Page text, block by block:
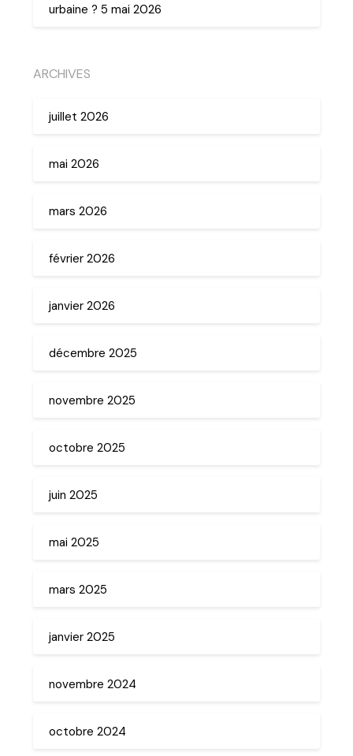
urbaine ? 5 mai 2026
ARCHIVES
juillet 2026
mai 2026
mars 2026
février 2026
janvier 2026
décembre 2025
novembre 2025
octobre 2025
juin 2025
mai 2025
mars 2025
janvier 2025
novembre 2024
octobre 2024